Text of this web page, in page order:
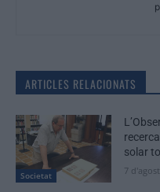
ARTICLES RELACIONATS
Societat
solar
7